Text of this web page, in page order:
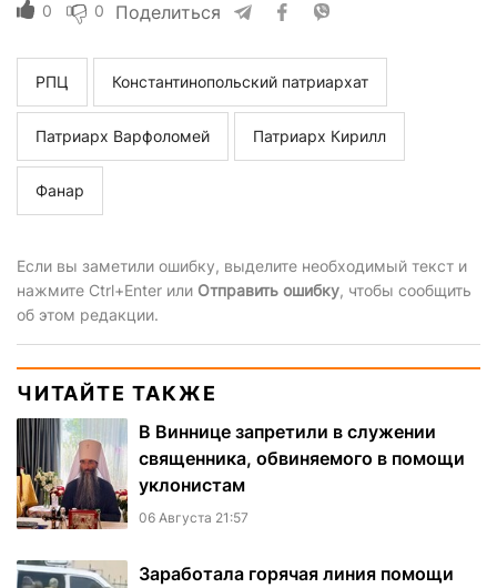
0 0 Поделиться
РПЦ Константинопольский патриархат
Патриарх Варфоломей Патриарх Кирилл
Фанар
Если вы заметили ошибку, выделите необходимый текст и
нажмите Ctrl+Enter или Отправить ошибку, чтобы сообщить
об этом редакции.
ЧИТАЙТЕ ТАКЖЕ
В Виннице запретили в служении
священника, обвиняемого в помощи
уклонистам
06 Августа 21:57
Заработала горячая линия помощи